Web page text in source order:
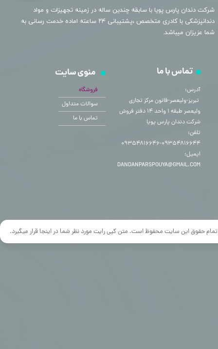
تمام حقوق این سایت محفوظ است. متن کپی رایت مورد نظر شما در اینجا قرار میگیرد.
​شرکت دندان پارس پویا با سابقه چندین ساله در زمینه تجهیزات و مواد
دندانپزشکی با کادری متخصص ،پشتیبانی ۲۴ ساعته اماده خدمت رسانی به
شما عزیزان میباشد.
منوی سایت
فروشگاه
سوالات متداول
تماس با ما
تماس با ما
آدرس:
​​​​​​​ تبریز-ولیعصر-قانون مرکز تجاری
ولیعصر طبقه ۱ واحد ۱۴ دفتر فروش
شرکت دندان پارس پویا
تلفن:
۰۹۳۵۴۸۱۶۶۴۴-۰۹۳۵۴۸۱۶۶۴۶
ایمیل:
DANDANPARSPOUYA@GMAIL.COM